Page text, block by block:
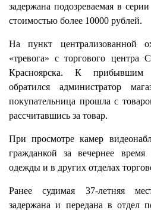
задержана подозреваемая в
стоимостью более 10000 рублей.
На пункт централизованной
«тревога» с торгового центра
Красноярска. К прибывшим
обратился администратор
покупательница прошла с
рассчитавшись за товар.
При просмотре камер
гражданкой за вечернее
одежды и в других отделах
Ранее судимая 37-летняя
задержана и передана в отдел